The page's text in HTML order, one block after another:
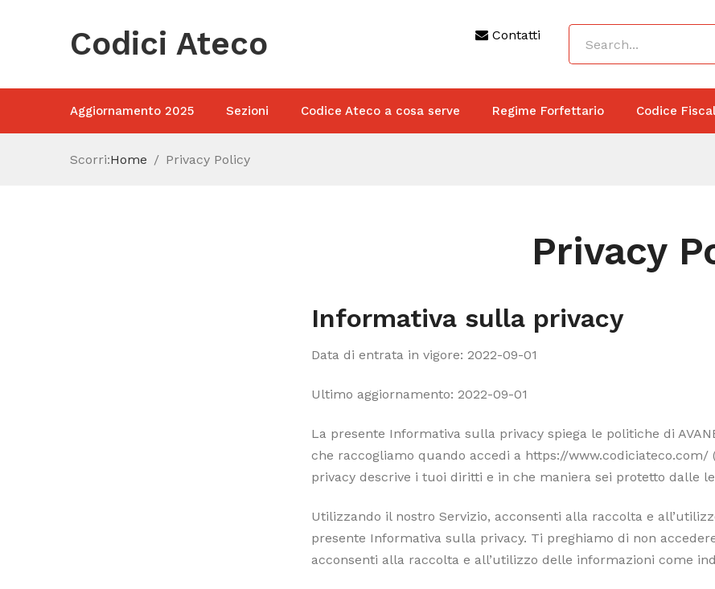
Codici Ateco Contatti
Aggiornamento 2025 Sezioni Codice Ateco a cosa serve Regime Forfettario Codice
Scorri:Home Privacy Policy
Privacy
Informativa sulla privacy
Data di entrata in vigore: 2022-09-01
Ultimo aggiornamento: 2022-09-01
La presente Informativa sulla privacy spiega le politiche di
che raccogliamo quando accedi a https://www.codiciateco.com/
privacy descrive i tuoi diritti e in che maniera sei protetto dalle
Utilizzando il nostro Servizio, acconsenti alla raccolta e
presente Informativa sulla privacy. Ti preghiamo di non
acconsenti alla raccolta e all’utilizzo delle informazioni come